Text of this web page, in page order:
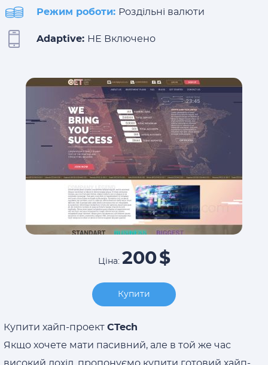
Режим роботи: Роздільні валюти
Adaptive: НЕ Включено
Ціна: 200$
Купити
Купити хайп-проект CTech
Якщо хочете мати пасивний, але в той же час